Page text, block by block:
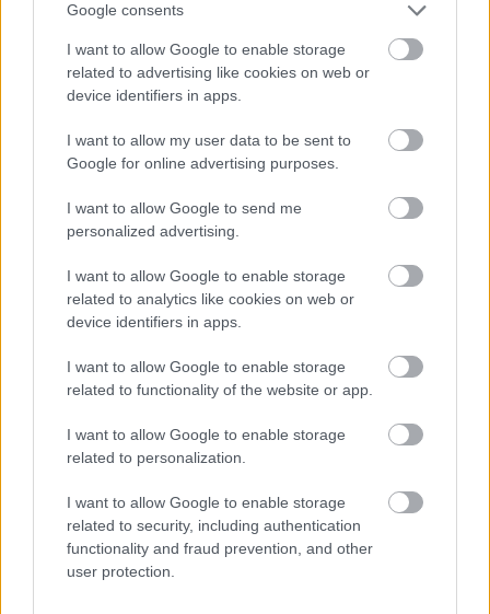
Google consents
I want to allow Google to enable storage
related to advertising like cookies on web or
device identifiers in apps.
I want to allow my user data to be sent to
Google for online advertising purposes.
I want to allow Google to send me
personalized advertising.
I want to allow Google to enable storage
related to analytics like cookies on web or
device identifiers in apps.
I want to allow Google to enable storage
related to functionality of the website or app.
I want to allow Google to enable storage
related to personalization.
I want to allow Google to enable storage
related to security, including authentication
functionality and fraud prevention, and other
user protection.
Gyárleállításokkal és átszervezett
termeléssel tehermentesíti a
villamosenergia-rendszert a STRABAG
Szakirányú továbbképzésekkel segíti
idén is a társadalmi kihívások leküzdését
A lakosságra is fontos szerep hárul a
szúnyoginvázió elkerülésében
HIRDETÉS